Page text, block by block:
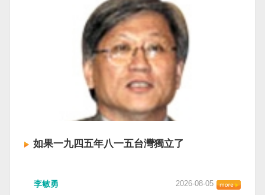
廣東海事局公告，受到颱風白海豚影響，「將對
經過台灣海峽南口北上船舶實施交通管制」。海
巡署昨晚嚴正駁斥，強調中國無任何權利在台灣
海峽實施交通管制。陸委會也表示，中共假借颱
風名義聲稱管制相關海域，違反聯合國海洋法公
約等國際規範，「中共有關部門的無理粗魯聲明
是對國際秩序與規範的無知、漠視與踐踏，極其
可笑」。 中國海事局官網六日公告，颱風白海豚
將影響台灣海峽及周邊海域，廣東海事局決定六
日晚間六時起，對經過台灣海峽南口北上船舶實
施交通管制，各船舶必須遵守交通管制要求，聽
從現場海事管理機構指揮。 海巡署昨表示，台灣
自由」原則，中國無任何權利對該水域實施「管
如果一九四五年八一五台灣獨立了
的歷史就不會有中國國民黨，也不會捲入迄今仍
李敏勇 2026-08-05